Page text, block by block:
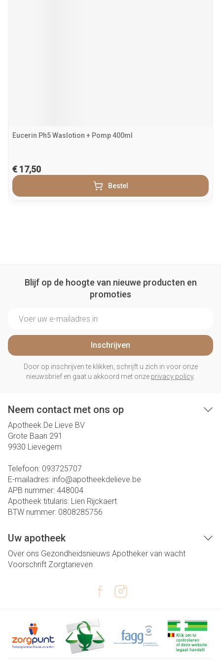
Eucerin Ph5 Waslotion + Pomp 400ml
€ 17,50
Bestel
Blijf op de hoogte van nieuwe producten en
promoties
Inschrijven
Door op inschrijven te klikken, schrijft u zich in voor onze
nieuwsbrief en gaat u akkoord met onze privacy policy.
Neem contact met ons op
Apotheek De Lieve BV
Grote Baan 291
9930 Lievegem
Telefoon: 093725707
E-mailadres: info@apotheekdelieve.be
APB nummer: 448004
Apotheek titularis: Lien Rijckaert
BTW nummer: 0808285756
Uw apotheek
Over ons Gezondheidsnieuws Apotheker van wacht
Voorschrift Zorgtarieven